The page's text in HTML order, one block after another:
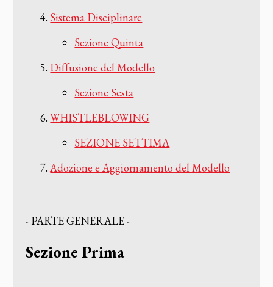
Sistema Disciplinare
Sezione Quinta
Diffusione del Modello
Sezione Sesta
WHISTLEBLOWING
SEZIONE SETTIMA
Adozione e Aggiornamento del Modello
‌- PARTE GENERALE -
‌Sezione Prima